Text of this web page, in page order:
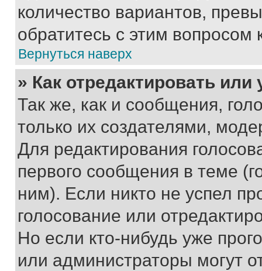
количество вариантов,
обратитесь с этим вопросом
Вернуться наверх
» Как отредактировать
Так же, как и сообщения,
только их создателями,
Для редактирования
первого сообщения в теме
ним). Если никто не успел
голосование или
Но если кто-нибудь уже
или администраторы могут